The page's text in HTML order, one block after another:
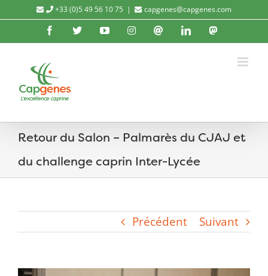
au
contenu
+33 (0)5 49 56 10 75 | capgenes@capgenes.com
Facebook
X YouTubeInstagram
ThreadsLinkedIn
Retour du Salon – Palmarès du CJAJ et
du challenge caprin Inter-Lycée
Précédent Suivant